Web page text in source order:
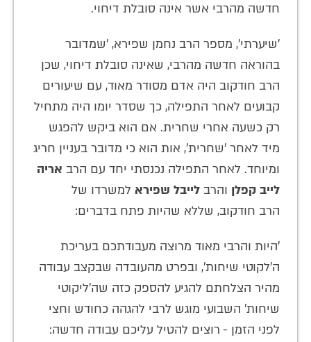
חדשה מהרבי אשר אינה סובלת דיחוי.
'שיערתי', מספר הרב נחמן שפירא, 'שמדובר
בהוראה חדשה מהרבי, שאינה סובלת דיחוי, שכן
הרב חודקוב היה אדם מסודר מאוד, עם שיעורים
קבועים לאחר התפילה, כך שסדר יומו היה מתחיל
רק כשעה אחרי שחרית. אם הוא ביקש להפגש
מיד לאחר 'שחרית', אות הוא כי מדובר בעניין חריג
ומיוחד. לאחר התפילה נכנסתי יחד עם הרב אריה
לייב קפלן והרב לייבל שפירא למשרדו של
הרב חודקוב, שללא שהיות פתח בדברים:
’היות והרבי מאוד מרוצה מעבודתכם בעריכת
ה’לקוטי שיחות’, ובפרט מהעובדה שבקצב עבודה
מהיר הצלחתם להגיע להספק כזה שה'ליקוטי
שיחות' השבועי מוגש לרבי להגהה כחודש וחצי
לפני הזמן - רוצים להטיל עליכם עבודה חדשה: